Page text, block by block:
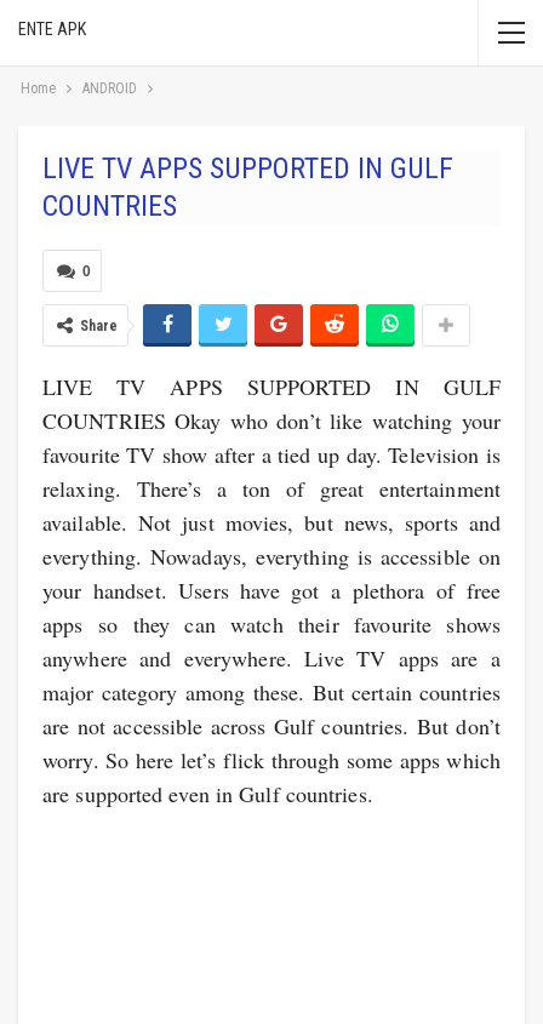
ENTE APK
Home ANDROID
LIVE TV APPS SUPPORTED IN GULF
COUNTRIES
0
Share
LIVE TV APPS SUPPORTED IN GULF
COUNTRIES Okay who don’t like watching your
favourite TV show after a tied up day. Television is
relaxing. There’s a ton of great entertainment
available. Not just movies, but news, sports and
everything. Nowadays, everything is accessible on
your handset. Users have got a plethora of free
apps so they can watch their favourite shows
anywhere and everywhere. Live TV apps are a
major category among these. But certain countries
are not accessible across Gulf countries. But don’t
worry. So here let’s flick through some apps which
are supported even in Gulf countries.